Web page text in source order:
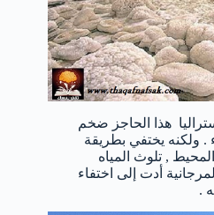
هذا الحاجز ضخم
. ولكنه يختفي بطريقة
, تلوث المياه
أدت إلى اختفاء
.